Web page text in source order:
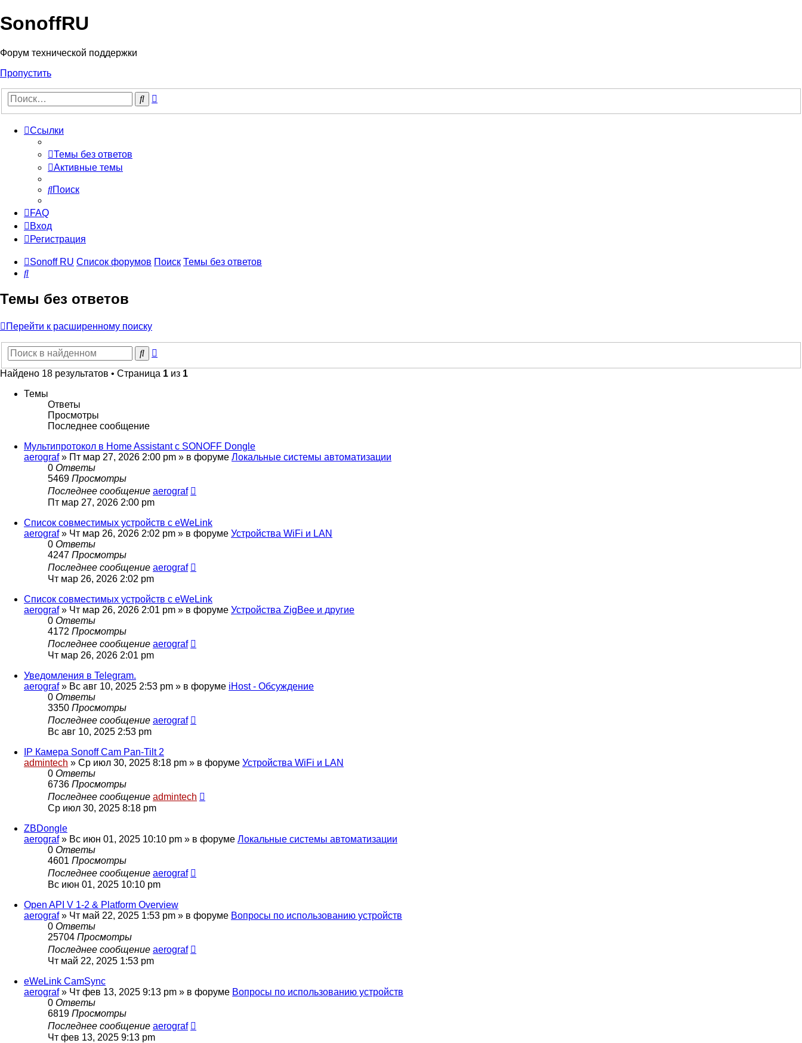
SonoffRU
Форум технической поддержки
Пропустить
Поиск
Ссылки
Темы без ответов
Активные темы
Поиск
FAQ
Вход
Регистрация
Sonoff RU Список форумов Поиск Темы без ответов
Поиск
Темы без ответов
Перейти к расширенному поиску
Поиск
Найдено 18 результатов • Страница 1 из 1
Темы
Ответы
Просмотры
Последнее сообщение
Мультипротокол в Home Assistant с SONOFF Dongle
aerograf» Пт мар 27, 2026 2:00 pm » в форуме Локальные системы автоматизации
0 Ответы
5469 Просмотры
Последнее сообщение aerograf
Пт мар 27, 2026 2:00 pm
Список совместимых устройств с eWeLink
aerograf» Чт мар 26, 2026 2:02 pm » в форуме Устройства WiFi и LAN
0 Ответы
4247 Просмотры
Последнее сообщение aerograf
Чт мар 26, 2026 2:02 pm
Список совместимых устройств с eWeLink
aerograf» Чт мар 26, 2026 2:01 pm » в форуме Устройства ZigBee и другие
0 Ответы
4172 Просмотры
Последнее сообщение aerograf
Чт мар 26, 2026 2:01 pm
Уведомления в Telegram.
aerograf» Вс авг 10, 2025 2:53 pm » в форуме iHost - Обсуждение
0 Ответы
3350 Просмотры
Последнее сообщение aerograf
Вс авг 10, 2025 2:53 pm
IP Камера Sonoff Cam Pan-Tilt 2
admintech » Ср июл 30, 2025 8:18 pm » в форуме Устройства WiFi и LAN
0 Ответы
6736 Просмотры
Последнее сообщение admintech
Ср июл 30, 2025 8:18 pm
ZBDongle
aerograf» Вс июн 01, 2025 10:10 pm » в форуме Локальные системы автоматизации
0 Ответы
4601 Просмотры
Последнее сообщение aerograf
Вс июн 01, 2025 10:10 pm
Open API V 1-2 & Platform Overview
aerograf» Чт май 22, 2025 1:53 pm » в форуме Вопросы по использованию устройств
0 Ответы
25704 Просмотры
Последнее сообщение aerograf
Чт май 22, 2025 1:53 pm
eWeLink CamSync
aerograf» Чт фев 13, 2025 9:13 pm » в форуме Вопросы по использованию устройств
0 Ответы
6819 Просмотры
Последнее сообщение aerograf
Чт фев 13, 2025 9:13 pm